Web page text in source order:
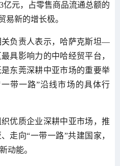
亿元，占零售商品流通总额的
易新的增长极。
负责人表示，哈萨克斯坦—
具影响力的中哈经贸平台，
东莞深耕中亚市场的重要举
带一路”沿线市场的具体行
优质企业深耕中亚市场，推
走向“一带一路”共建国家，
动能。